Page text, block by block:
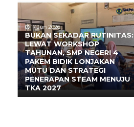
17 Jun 2026
BUKAN SEKADAR RUTINITAS:
LEWAT WORKSHOP
TAHUNAN, SMP NEGERI 4
PAKEM BIDIK LONJAKAN
MUTU DAN STRATEGI
PENERAPAN STEAM MENUJU
TKA 2027